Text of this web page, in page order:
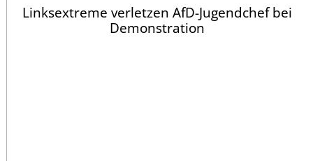
Linksextreme verletzen AfD-Jugendchef bei
Demonstration